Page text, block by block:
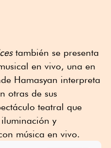
también se presenta
en vivo, una en
Hamasyan interpreta
otras de sus
teatral que
y
música en vivo.